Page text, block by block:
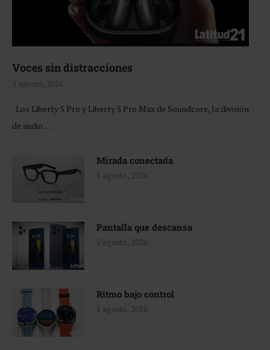
Voces sin distracciones
5 agosto, 2026
Los Liberty 5 Pro y Liberty 5 Pro Max de Soundcore, la división
de audio …
Mirada conectada
5 agosto, 2026
Pantalla que descansa
5 agosto, 2026
Ritmo bajo control
5 agosto, 2026